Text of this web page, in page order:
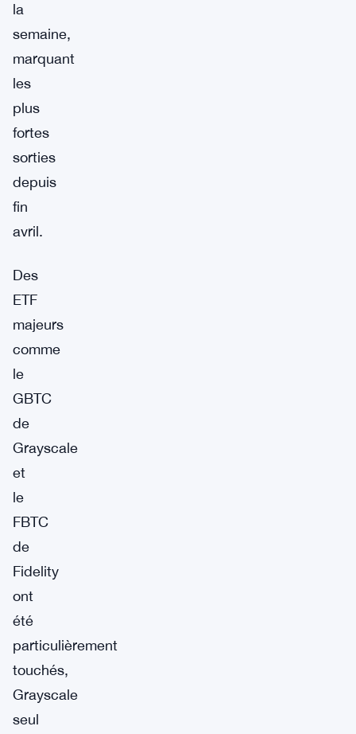
la
semaine,
marquant
les
plus
fortes
sorties
depuis
fin
avril.
Des
ETF
majeurs
comme
le
GBTC
de
Grayscale
et
le
FBTC
de
Fidelity
ont
été
particulièrement
touchés,
Grayscale
seul